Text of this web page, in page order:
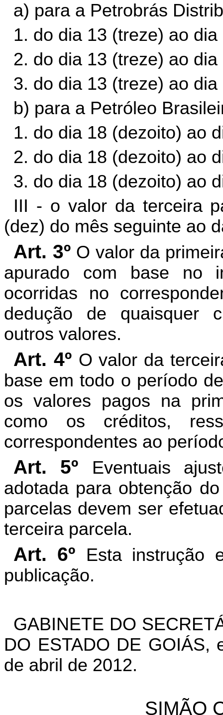
a) para a Petrobrás
1. do dia 13 (treze) ao
2. do dia 13 (treze) ao
3. do dia 13 (treze) ao
b) para a Petróleo
1. do dia 18 (dezoito) ao
2. do dia 18 (dezoito) ao
3. do dia 18 (dezoito) ao
III - o valor da terceira
(dez) do mês seguinte ao
Art. 3ºO valor da
apurado com base no
ocorridas no
dedução de quaisquer
outros valores.
Art. 4º O valor da
base em todo o período
os valores pagos na
como os créditos,
correspondentes ao
Art. 5º
Eventuais
adotada para obtenção
parcelas devem ser
terceira parcela.
Art. 6º
Esta instrução
publicação.
GABINETE DO
DO ESTADO DE GOIÁS,
de abril de 2012.
SIMÃO